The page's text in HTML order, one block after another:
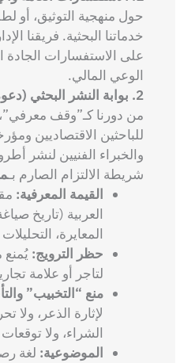
حول منهجية التوثيق، أو
خدماتنا البحثية. فريقنا
على الاستفسارات
الوعي المالي.
2. بوابة النشر البحثي (دعوة للخبراء):
من دورنا كـ”وقف معرفي”،
للباحثين الاقتصاديين
والخبراء الفنيين لنشر
شريطة الالتزام الصارم بـ
القيمة المعرفية:
العربية (تاريخ
المعايرة،
حظر الترويج: يُمنع
لتاجر أو علامة
منع “التخبيب”
لإثارة الذعر، ولا
الشراء، ولا
الموضوعية: لغة